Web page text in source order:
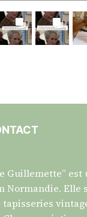
Guillemette” est
Normandie. Elle